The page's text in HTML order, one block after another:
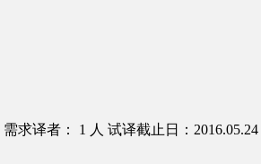
需求译者： 1 人 试译截止日：2016.05.24